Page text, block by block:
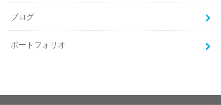
ブログ
ポートフォリオ